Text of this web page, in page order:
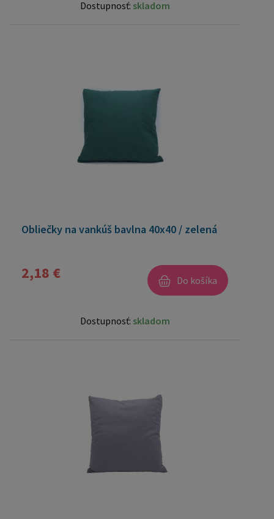
Dostupnosť: skladom
Obliečky na vankúš bavlna 40x40 / zelená
2,18 € Do košíka
Dostupnosť: skladom